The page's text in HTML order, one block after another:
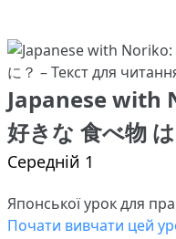
Japanese with
好きな 食べ物
Середній 1
Японської урок для
Почати вивчати цей